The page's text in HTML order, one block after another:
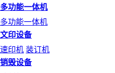
多功能一体机
多功能一体机
文印设备
速印机 装订机
销毁设备